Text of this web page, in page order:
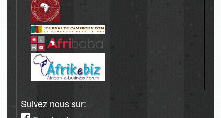
Suivez nous sur: